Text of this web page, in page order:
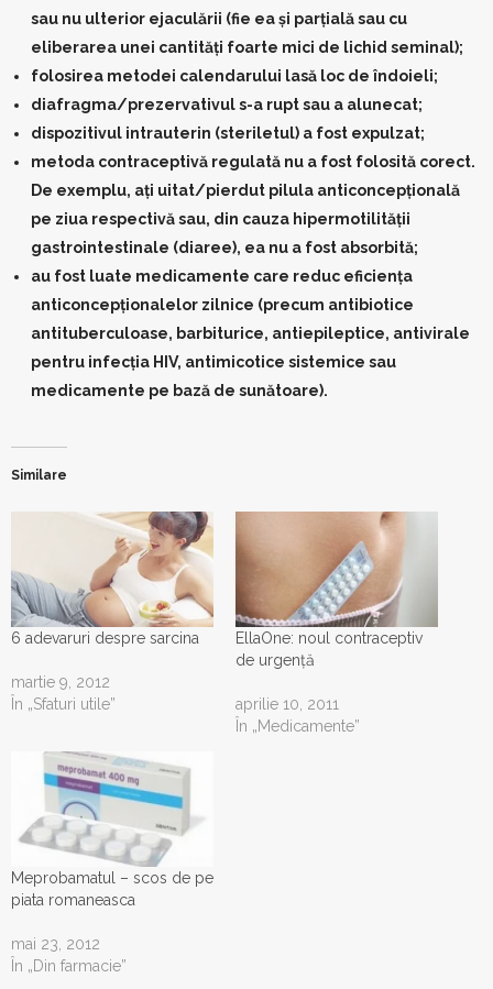
sau nu ulterior ejaculării (fie ea şi parţială sau cu
eliberarea unei cantităţi foarte mici de lichid seminal);
folosirea metodei calendarului lasă loc de îndoieli;
diafragma/prezervativul s-a rupt sau a alunecat;
dispozitivul intrauterin (steriletul) a fost expulzat;
metoda contraceptivă regulată nu a fost folosită corect.
De exemplu, aţi uitat/pierdut pilula anticoncepţională
pe ziua respectivă sau, din cauza hipermotilităţii
gastrointestinale (diaree), ea nu a fost absorbită;
au fost luate medicamente care reduc eficienţa
anticoncepţionalelor zilnice (precum antibiotice
antituberculoase, barbiturice, antiepileptice, antivirale
pentru infecţia HIV, antimicotice sistemice sau
medicamente pe bază de sunătoare).
Similare
6 adevaruri despre sarcina
martie 9, 2012
În „Sfaturi utile”
EllaOne: noul contraceptiv
de urgență
aprilie 10, 2011
În „Medicamente”
Meprobamatul – scos de pe
piata romaneasca
mai 23, 2012
În „Din farmacie”